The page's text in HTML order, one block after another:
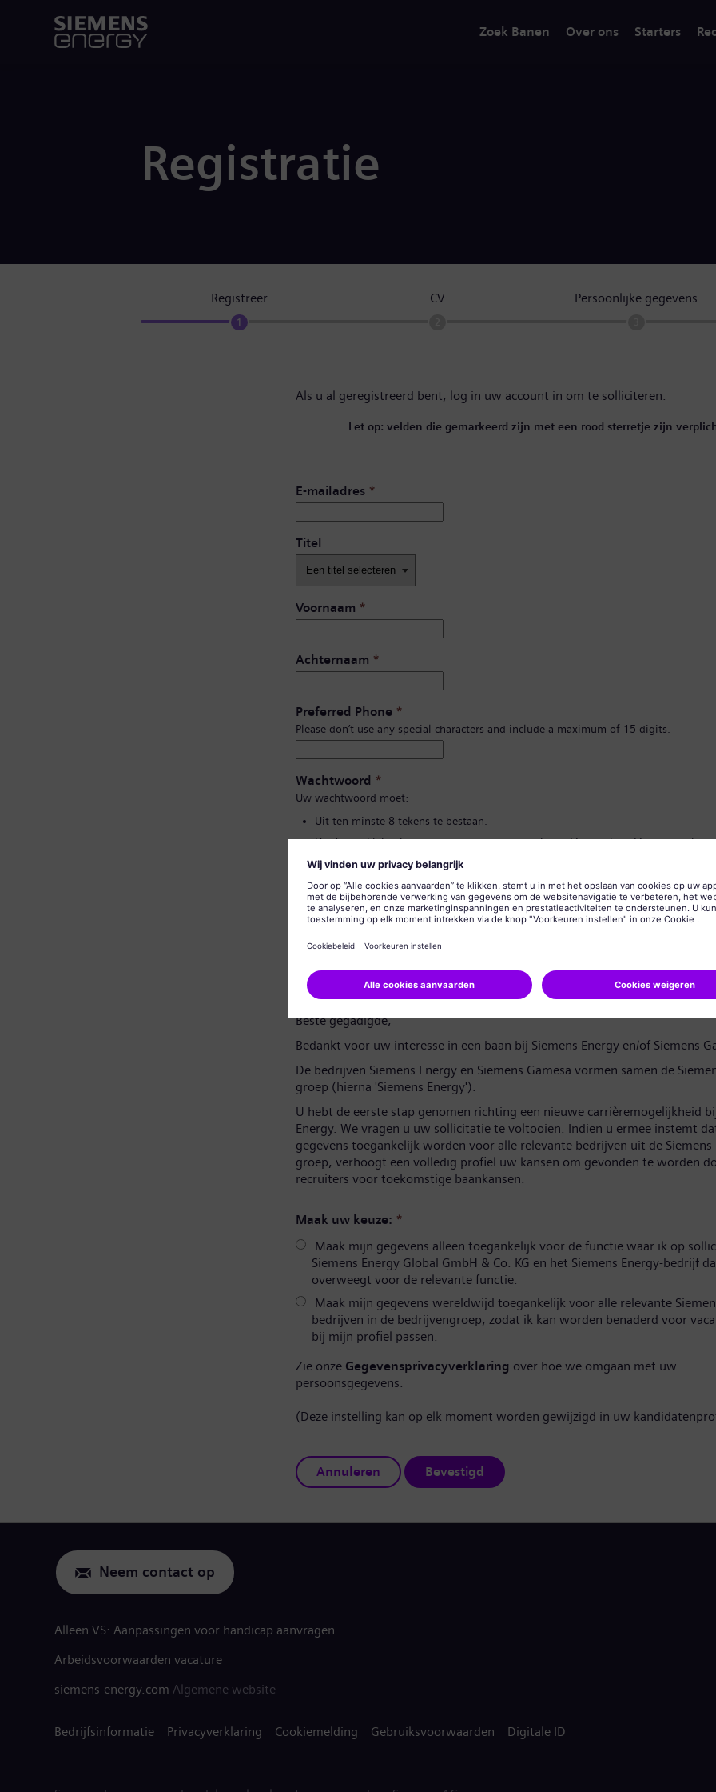
Zoek Banen Over ons Starters
Registratie
Registreer
1
CV Persoonlijke gegevens
Als u al geregistreerd bent, log in uw account in om te solliciteren.
Let op: velden die gemarkeerd zijn met een rood sterretje zijn
E-mailadres *
Titel
Voornaam *
Achternaam *
Preferred Phone *
Please don’t use any special characters and include a maximum of 15 digits.
Wachtwoord *
Uw wachtwoord moet:
Uit ten minste 8 tekens te bestaan.
Hoofd- en kleine letters te bevatten, en ten minste één getal en één symbool.
Geen van uw persoonlijke gegevens te bevatten.
Geen veelgebruikte woorden te bevatten.
Wachtwoord bevestigen
Gegevensprivacyverklaring
Beste gegadigde,
Bedankt voor uw interesse in een baan bij Siemens Energy en/of Siemens
De bedrijven Siemens Energy en Siemens Gamesa vormen samen de
groep (hierna 'Siemens Energy').
U hebt de eerste stap genomen richting een nieuwe carrièremogelijkheid
Energy. We vragen u uw sollicitatie te voltooien. Indien u ermee instemt
gegevens toegankelijk worden voor alle relevante bedrijven uit de Siemens
groep, verhoogt een volledig profiel uw kansen om gevonden te worden
recruiters voor toekomstige baankansen.
Maak uw keuze: *
Maak mijn gegevens alleen toegankelijk voor de functie waar ik op
Siemens Energy Global GmbH & Co. KG en het Siemens Energy-bedrijf
overweegt voor de relevante functie.
Maak mijn gegevens wereldwijd toegankelijk voor alle relevante
bedrijven in de bedrijvengroep, zodat ik kan worden benaderd voor
bij mijn profiel passen.
Zie onze Gegevensprivacyverklaring over hoe we omgaan met uw
persoonsgegevens.
(Deze instelling kan op elk moment worden gewijzigd in uw
Annuleren Bevestigd
Neem contact op
Alleen VS: Aanpassingen voor handicap aanvragen
Arbeidsvoorwaarden vacature
siemens-energy.com Algemene website
Bedrijfsinformatie Privacyverklaring Cookiemelding Gebruiksvoorwaarden Digitale ID